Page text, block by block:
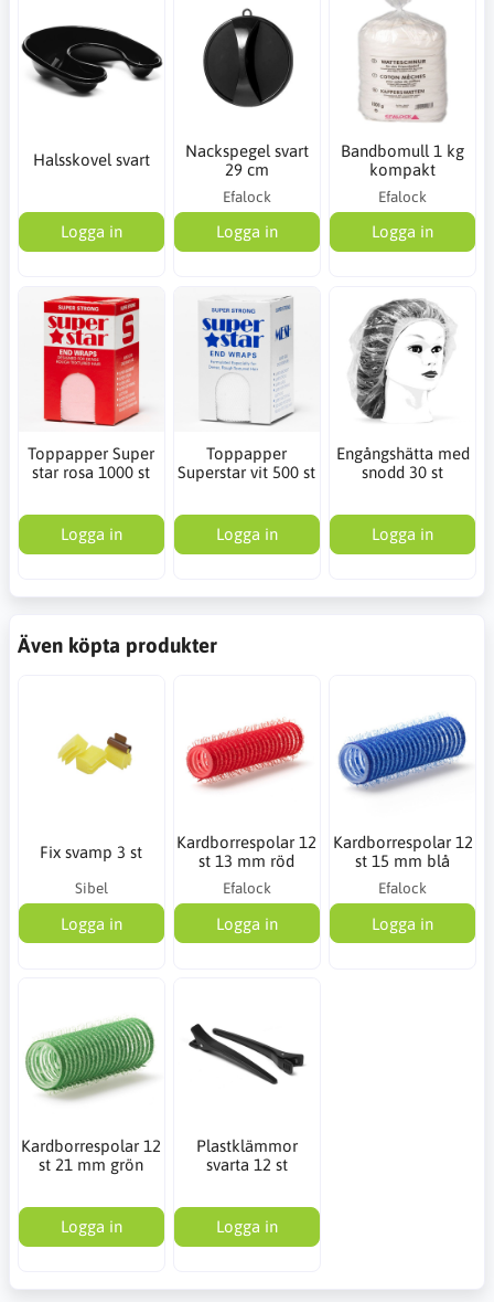
Halsskovel svart
Logga in
Nackspegel svart
29 cm
Efalock
Logga in
Bandbomull 1 kg
kompakt
Efalock
Logga in
Toppapper Super
star rosa 1000 st
Logga in
Toppapper
Superstar vit 500 st
Logga in
Engångshätta med
snodd 30 st
Logga in
Även köpta produkter
Fix svamp 3 st
Sibel
Logga in
Kardborrespolar 12
st 13 mm röd
Efalock
Logga in
Kardborrespolar 12
st 15 mm blå
Efalock
Logga in
Kardborrespolar 12
st 21 mm grön
Logga in
Plastklämmor
svarta 12 st
Logga in